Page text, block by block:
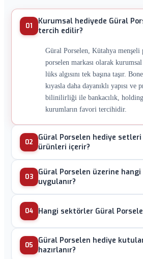
01
Kurumsal hediyede Güral
tercih edilir?
Güral Porselen, Kütahya
porselen markası olarak
lüks algısını tek başına taşır.
kıyasla daha dayanıklı yapısı ve
bilinilirliği ile bankacılık,
kurumların favori tercihidir.
02
Güral Porselen hediye
ürünleri içerir?
2li espresso fincan takımı, 6lı çay
kahvaltı takımı, 24 parça yemek
hediyelerinde CEO seviyesi
03
Güral Porselen üzerine hangi
uygulanır?
kalıcılaşır; kazınmaz, çizilmez.
platin yaldız serigrafi premium
tercih edilir. Kurumsal logo tam
04 Hangi sektörler Güral
Bankacılık, holding, diplomatik
yönetim hediyeleşmesi ve devlet
05
Güral Porselen hediye
hazırlanır?